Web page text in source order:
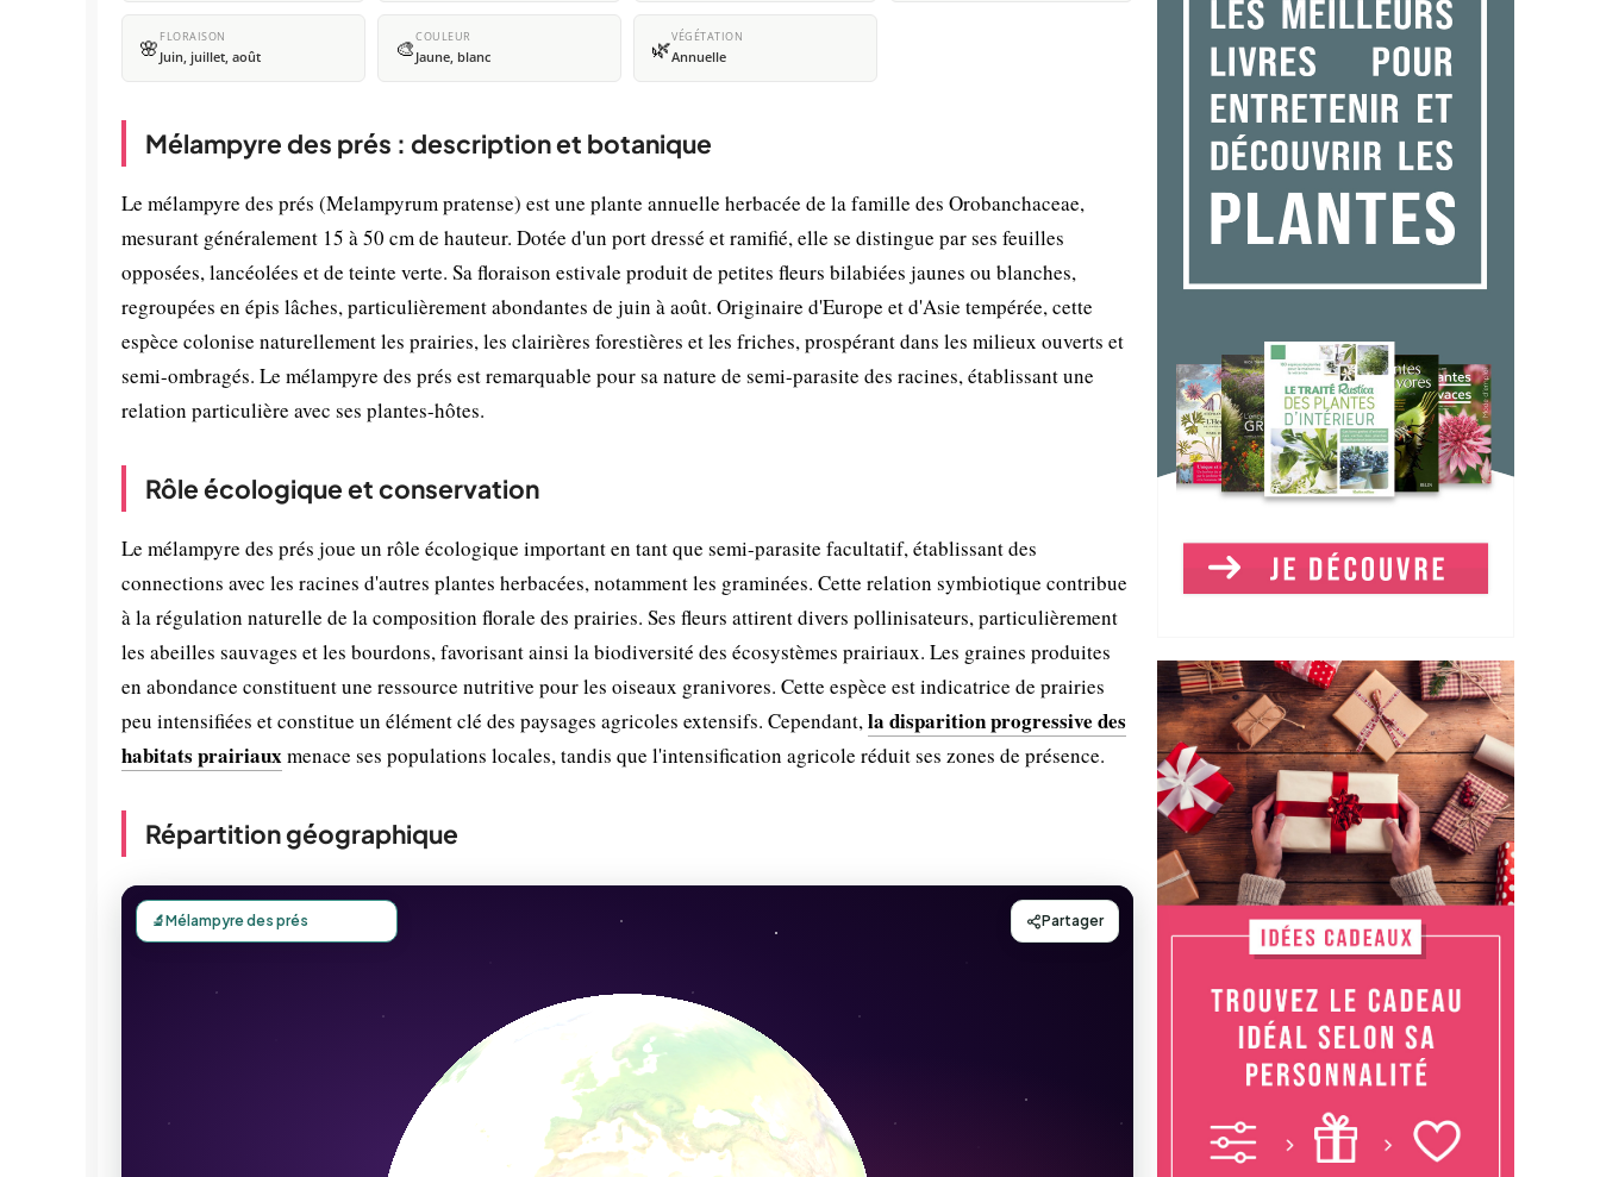
🌸 FLORAISON
Juin, juillet, août 🎨COULEUR
Jaune, blanc 🌿VÉGÉTATION
Annuelle
Mélampyre des prés : description et botanique
Le mélampyre des prés (Melampyrum pratense) est une plante annuelle herbacée de la famille des Orobanchaceae,
mesurant généralement 15 à 50 cm de hauteur. Dotée d'un port dressé et ramifié, elle se distingue par ses feuilles
opposées, lancéolées et de teinte verte. Sa floraison estivale produit de petites fleurs bilabiées jaunes ou blanches,
regroupées en épis lâches, particulièrement abondantes de juin à août. Originaire d'Europe et d'Asie tempérée, cette
espèce colonise naturellement les prairies, les clairières forestières et les friches, prospérant dans les milieux ouverts et
semi-ombragés. Le mélampyre des prés est remarquable pour sa nature de semi-parasite des racines, établissant une
relation particulière avec ses plantes-hôtes.
Rôle écologique et conservation
Le mélampyre des prés joue un rôle écologique important en tant que semi-parasite facultatif, établissant des
connections avec les racines d'autres plantes herbacées, notamment les graminées. Cette relation symbiotique contribue
à la régulation naturelle de la composition florale des prairies. Ses fleurs attirent divers pollinisateurs, particulièrement
les abeilles sauvages et les bourdons, favorisant ainsi la biodiversité des écosystèmes prairiaux. Les graines produites
en abondance constituent une ressource nutritive pour les oiseaux granivores. Cette espèce est indicatrice de prairies
peu intensifiées et constitue un élément clé des paysages agricoles extensifs. Cependant,la disparition progressive des
habitats prairiauxmenace ses populations locales, tandis que l'intensification agricole réduit ses zones de présence.
Répartition géographique